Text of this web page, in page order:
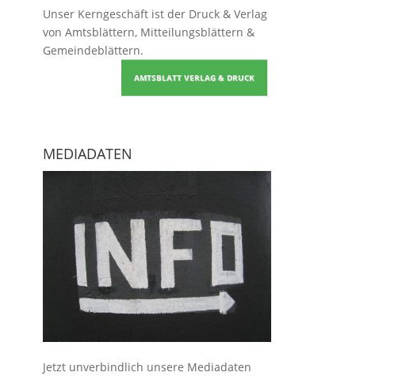
Unser Kerngeschäft ist der Druck & Verlag
von Amtsblättern, Mitteilungsblättern &
Gemeindeblättern.
AMTSBLATT VERLAG & DRUCK
MEDIADATEN
Jetzt unverbindlich unsere Mediadaten